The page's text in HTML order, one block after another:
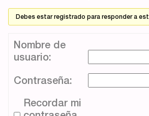
Debes estar registrado para responder a
Nombre de
usuario:
Contraseña:
Recordar mi